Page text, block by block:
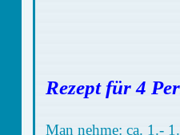
Rezept für 4
Man nehme: ca. 1.-